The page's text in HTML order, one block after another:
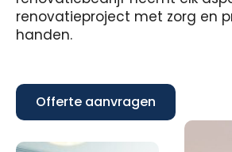
renovatieproject met zorg en
handen.
Offerte aanvragen